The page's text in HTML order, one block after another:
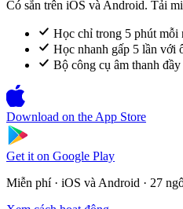
Có sẵn trên iOS và Android. Tải
Học chỉ trong 5 phút mỗi
Học nhanh gấp 5 lần với
Bộ công cụ âm thanh
Download on the App Store
Get it on Google Play
Miễn phí · iOS và Android · 27